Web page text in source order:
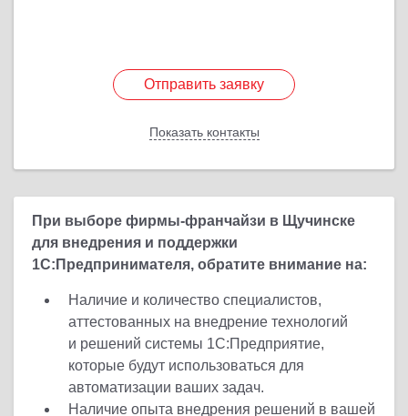
Отправить заявку
Показать контакты
Отправить заявку
Назад
При выборе фирмы-франчайзи в Щучинске
для внедрения и поддержки
1С:Предпринимателя, обратите внимание на:
Наличие и количество специалистов,
аттестованных на внедрение технологий
и решений системы 1С:Предприятие,
которые будут использоваться для
автоматизации ваших задач.
Наличие опыта внедрения решений в вашей